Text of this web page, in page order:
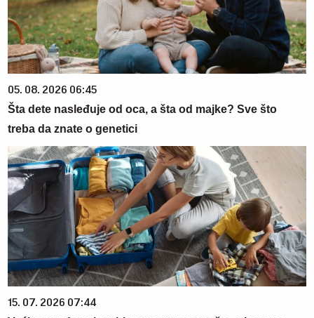
05. 08. 2026 06:45
Šta dete nasleđuje od oca, a šta od majke? Sve što
treba da znate o genetici
15. 07. 2026 07:44